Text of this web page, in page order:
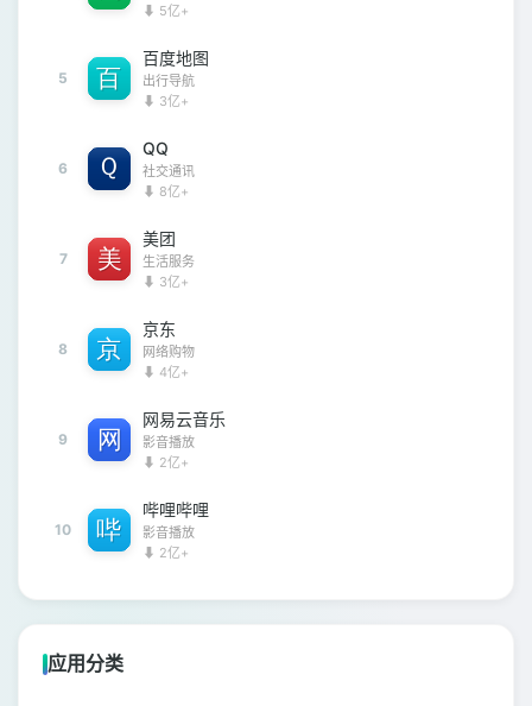
⬇ 5亿+
5
百度地图
出行导航
⬇ 3亿+
6
QQ
社交通讯
⬇ 8亿+
7
美团
生活服务
⬇ 3亿+
8
京东
网络购物
⬇ 4亿+
9
网易云音乐
影音播放
⬇ 2亿+
10
哔哩哔哩
影音播放
⬇ 2亿+
应用分类